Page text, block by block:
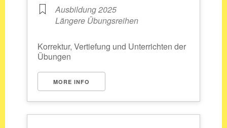
Ausbildung 2025
Längere Übungsreihen
Korrektur, Vertiefung und Unterrichten der
Übungen
MORE INFO